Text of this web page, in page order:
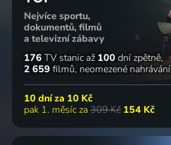
Nejvíce sportu,
dokumentů, filmů
a televizní zábavy
176 TV stanic až 100 dní zpětně
2 659 filmů neomezené nahrávání
10 dní za 10 Kč
pak 1. měsíc za 309 Kč 154 Kč